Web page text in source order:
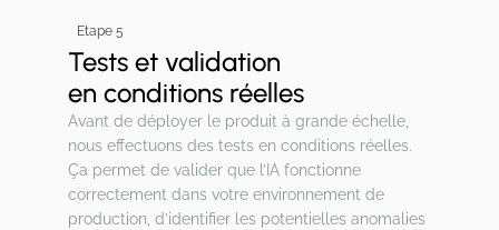
Etape 5
Tests et validation
en conditions réelles
Avant de déployer le produit à grande échelle,
nous effectuons des tests en conditions réelles.
Ça permet de valider que l’IA fonctionne
correctement dans votre environnement de
production, d’identifier les potentielles anomalies